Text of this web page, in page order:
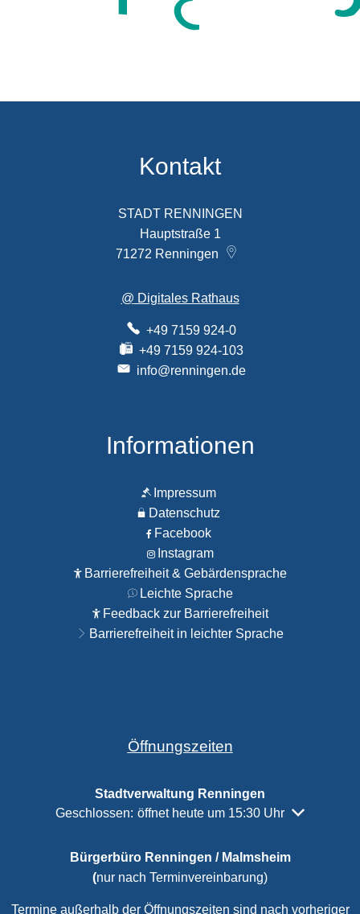
Kontakt
STADT RENNINGEN
Hauptstraße 1
71272 Renningen
@ Digitales Rathaus
+49 7159 924-0
+49 7159 924-103
info@renningen.de
Informationen
Impressum
Datenschutz
Facebook
Instagram
Barrierefreiheit & Gebärdensprache
Leichte Sprache
Feedback zur Barrierefreiheit
Barrierefreiheit in leichter Sprache
Öffnungszeiten
Stadtverwaltung Renningen
Klicken, um weitere Öffnungs- oder Schließzeiten
Geschlossen: öffnet heute um 15:30 Uhr
Bürgerbüro Renningen / Malmsheim
(nur nach Terminvereinbarung)
Termine außerhalb der Öffnungszeiten sind nach vorheriger